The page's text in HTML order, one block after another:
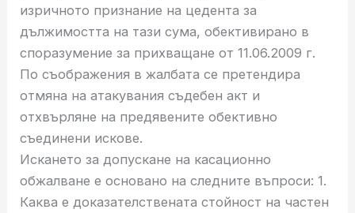
изричното признание на цедента за
дължимостта на тази сума, обективирано в
споразумение за прихващане от 11.06.2009 г.
По съображения в жалбата се претендира
отмяна на атакувания съдебен акт и
отхвърляне на предявените обективно
съединени искове.
Искането за допускане на касационно
обжалване е основано на следните въпроси: 1.
Каква е доказателствената стойност на частен